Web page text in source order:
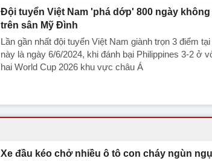
Đội tuyển Việt Nam 'phá dớp' 800 ngày không
trên sân Mỹ Đình
Lần gần nhất đội tuyển Việt Nam giành trọn 3 điểm
này là ngày 6/6/2024, khi đánh bại Philippines 3-2 ở
hai World Cup 2026 khu vực châu Á
Xe đầu kéo chở nhiều ô tô con cháy ngùn